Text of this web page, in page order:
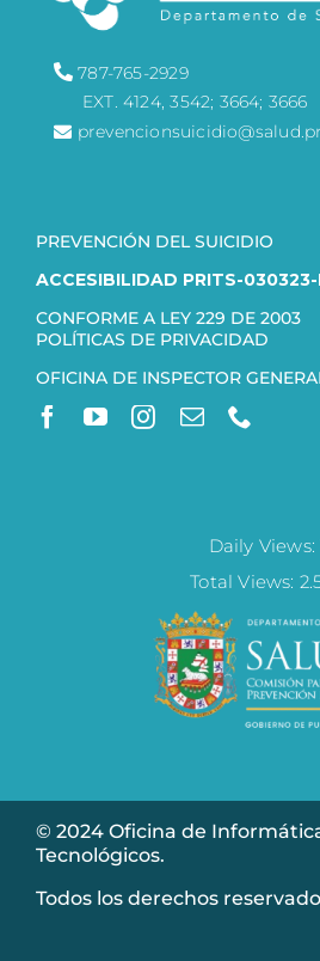
787-765-2929
EXT. 4124, 3542; 3664; 3666
PREVENCIÓN DEL SUICIDIO
ACCESIBILIDAD PRITS-030323-
CONFORME A LEY 229 DE 2003
POLÍTICAS DE PRIVACIDAD
OFICINA DE INSPECTOR
Daily Views:
Total Views:
© 2024 Oficina de
Tecnológicos.
Todos los derechos